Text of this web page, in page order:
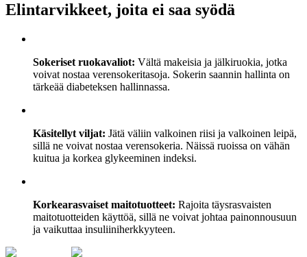
Elintarvikkeet, joita ei saa syödä
Sokeriset ruokavaliot: Vältä makeisia ja jälkiruokia, jotka
voivat nostaa verensokeritasoja. Sokerin saannin hallinta on
tärkeää diabeteksen hallinnassa.
Käsitellyt viljat: Jätä väliin valkoinen riisi ja valkoinen leipä,
sillä ne voivat nostaa verensokeria. Näissä ruoissa on vähän
kuitua ja korkea glykeeminen indeksi.
Korkearasvaiset maitotuotteet: Rajoita täysrasvaisten
maitotuotteiden käyttöä, sillä ne voivat johtaa painonnousuun
ja vaikuttaa insuliiniherkkyyteen.